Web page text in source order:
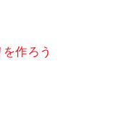
作ろう